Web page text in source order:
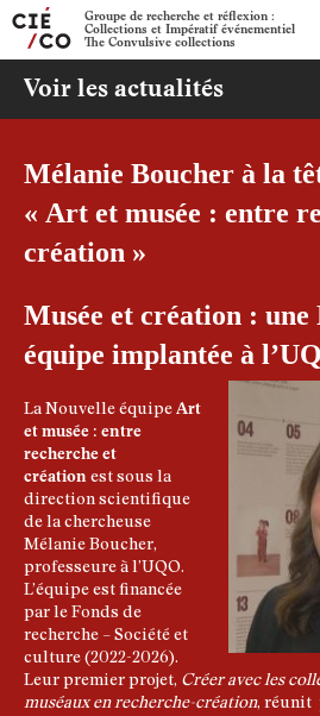
Groupe de recherche et réflexion :
Collections et Impératif événementiel
The Convulsive collections
Mélanie Boucher à la
« Art et musée : entre
création »
Musée et création : une
équipe implantée à
La Nouvelle équipe Art
et musée : entre
recherche et
création est sous la
direction scientifique
de la chercheuse
Mélanie Boucher,
professeure à l’UQO.
L’équipe est financée
par le Fonds de
recherche – Société et
culture (2022-2026).
Leur premier projet, Créer avec les
muséaux en recherche-création, réunit
Voir les actualités